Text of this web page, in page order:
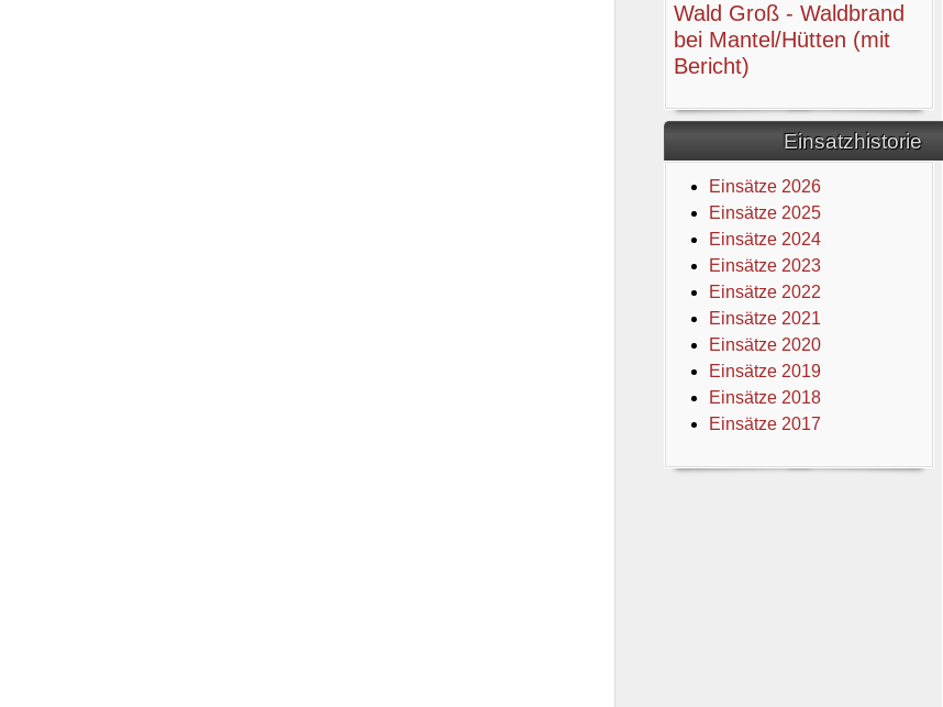
Wald Groß - Waldbrand
bei Mantel/Hütten (mit
Bericht)
Einsatzhistorie
Einsätze 2026
Einsätze 2025
Einsätze 2024
Einsätze 2023
Einsätze 2022
Einsätze 2021
Einsätze 2020
Einsätze 2019
Einsätze 2018
Einsätze 2017